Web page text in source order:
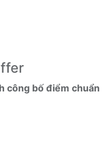
công bố điểm chuẩn